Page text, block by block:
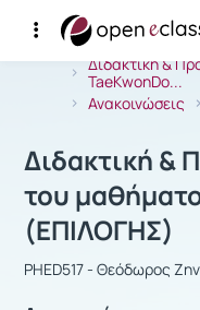
Αρχική Σελίδα
Διδακτική &
TaeKwonDo...
Ανακοινώσεις
Μάθημα :
Διδακτική &
του
(ΕΠΙΛΟΓΗΣ)
PHED517 - Θεόδωρος